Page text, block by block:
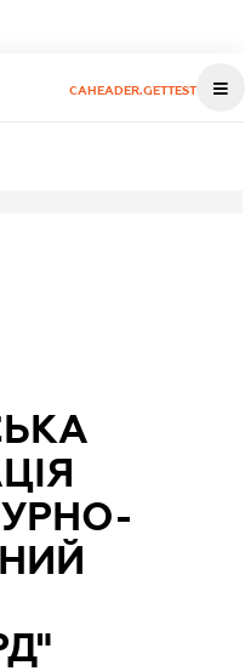
CAHEADER.GETTEST